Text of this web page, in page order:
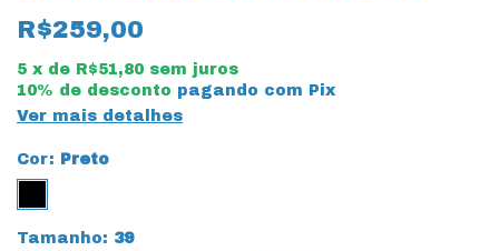
R$259,00
5 x de R$51,80 sem juros
10% de desconto pagando com Pix
Ver mais detalhes
Cor: Preto
Tamanho: 39